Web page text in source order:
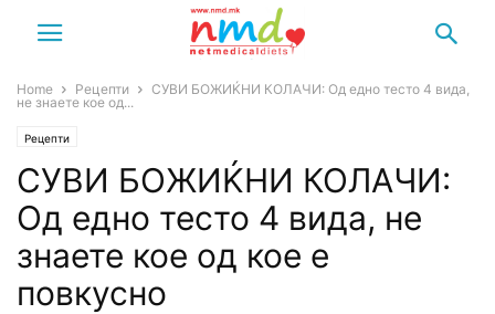
Home Рецепти
СУВИ БОЖИЌНИ КОЛАЧИ: Од едно тесто 4 вида,
не знаете кое од...
Рецепти
СУВИ БОЖИЌНИ КОЛАЧИ:
Од едно тесто 4 вида, не
знаете кое од кое е
повкусно